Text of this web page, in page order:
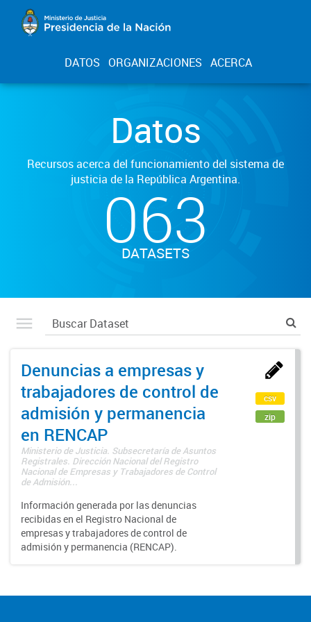
DATOS ORGANIZACIONES ACERCA
Datos
Recursos acerca del funcionamiento del sistema de
justicia de la República Argentina.
063
DATASETS
Denuncias a empresas y
trabajadores de control de
admisión y permanencia
en RENCAP
Ministerio de Justicia. Subsecretaría de Asuntos
Registrales. Dirección Nacional del Registro
Nacional de Empresas y Trabajadores de Control
de Admisión...
Información generada por las denuncias
recibidas en el Registro Nacional de
empresas y trabajadores de control de
admisión y permanencia (RENCAP).
csv
zip